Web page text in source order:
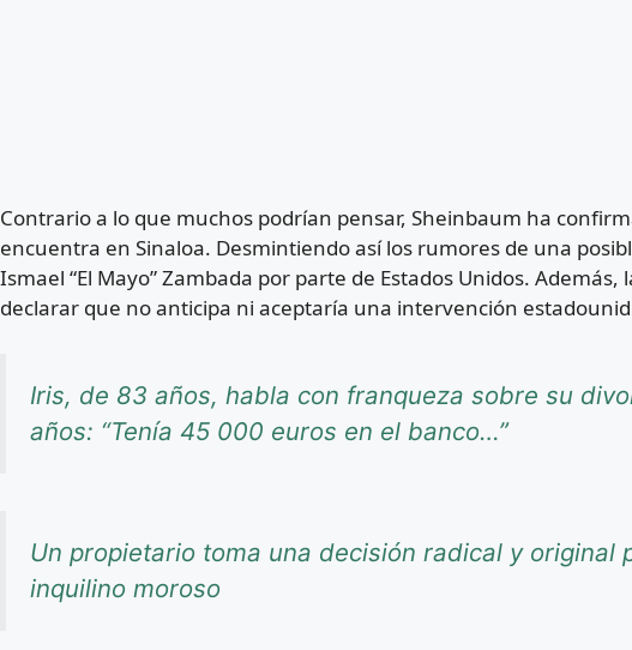
Contrario a lo que muchos podrían pensar, Sheinbaum ha
encuentra en Sinaloa. Desmintiendo así los rumores de una
Ismael “El Mayo” Zambada por parte de Estados Unidos.
declarar que no anticipa ni aceptaría una intervención
Iris, de 83 años, habla con franqueza sobre su
años: “Tenía 45 000 euros en el banco…”
Un propietario toma una decisión radical y original
inquilino moroso